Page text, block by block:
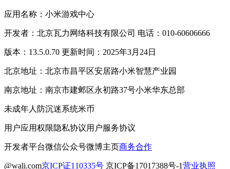
应用名称：小米游戏中心
开发者：北京瓦力网络科技有限公司 电话：010-60606666
版本：13.5.0.70 更新时间：2025年3月24日
北京地址：北京市昌平区安居路小米智慧产业园
南京地址：南京市建邺区永初路37号小米华东总部
未成年人防沉迷系统米币
用户应用权限隐私协议用户服务协议
开发者平台微信公众号微博主页商务合作
@wali.com京ICP证110335号 京ICP备17017388号-1营业执照